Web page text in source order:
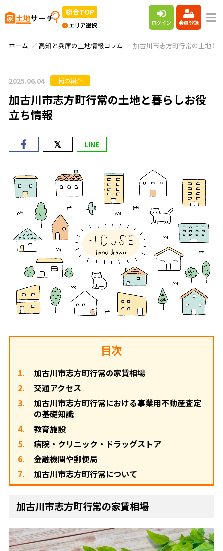
ログイン 会員登録
ホーム 高知と兵庫の土地情報コラム 加古川市志方町行常の土地と
2025.06.04 街の紹介
加古川市志方町行常の土地と暮らしお役
立ち情報
LINE
目次
加古川市志方町行常の家賃相場
交通アクセス
加古川市志方町行常における事業用不動産査定
の基礎知識
教育施設
病院・クリニック・ドラッグストア
金融機関や郵便局
加古川市志方町行常について
加古川市志方町行常の家賃相場